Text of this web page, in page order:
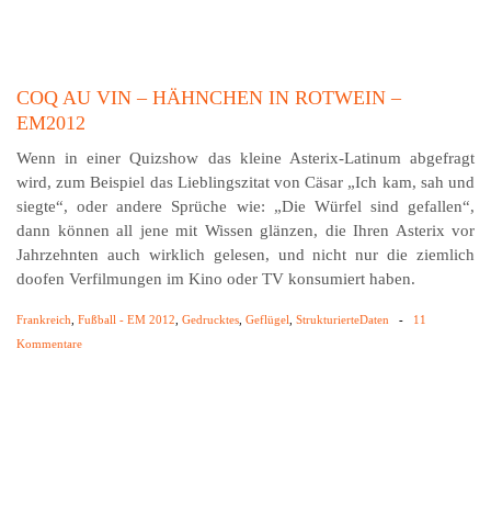
COQ AU VIN – HÄHNCHEN IN ROTWEIN –
EM2012
Wenn in einer Quizshow das kleine Asterix-Latinum abgefragt
wird, zum Beispiel das Lieblingszitat von Cäsar „Ich kam, sah und
siegte“, oder andere Sprüche wie: „Die Würfel sind gefallen“,
dann können all jene mit Wissen glänzen, die Ihren Asterix vor
Jahrzehnten auch wirklich gelesen, und nicht nur die ziemlich
doofen Verfilmungen im Kino oder TV konsumiert haben.
Frankreich Fußball - EM 2012 Gedrucktes Geflügel StrukturierteDaten -
11
Kommentare